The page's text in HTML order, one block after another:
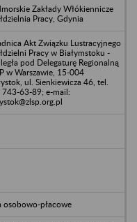
Zakłady Włókiennicze
Pracy, Gdynia
Akt Związku Lustracyjnego
Pracy w Białymstoku -
pod Delegaturę Regionalną
w Warszawie, 15-004
ul. Sienkiewicza 46, tel.
743-63-89; e-mail:
osobowo-płacowe